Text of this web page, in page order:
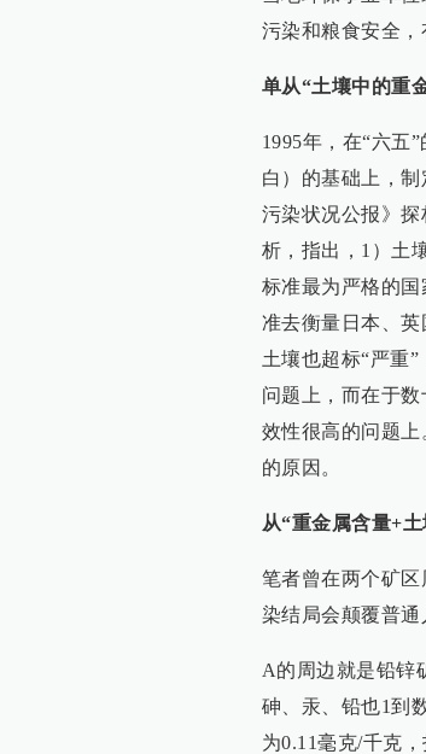
污染和粮食安全，
单从“土壤中的重
1995年，在“六五
白）的基础上，
污染状况公报》
析，指出，1）土
标准最为严格的
准去衡量日本、
土壤也超标“严重
问题上，而在于
效性很高的问题
的原因。
从“重金属含量+
笔者曾在两个矿
染结局会颠覆普通
A的周边就是铅锌
砷、汞、铅也1到
为0.11毫克/千克